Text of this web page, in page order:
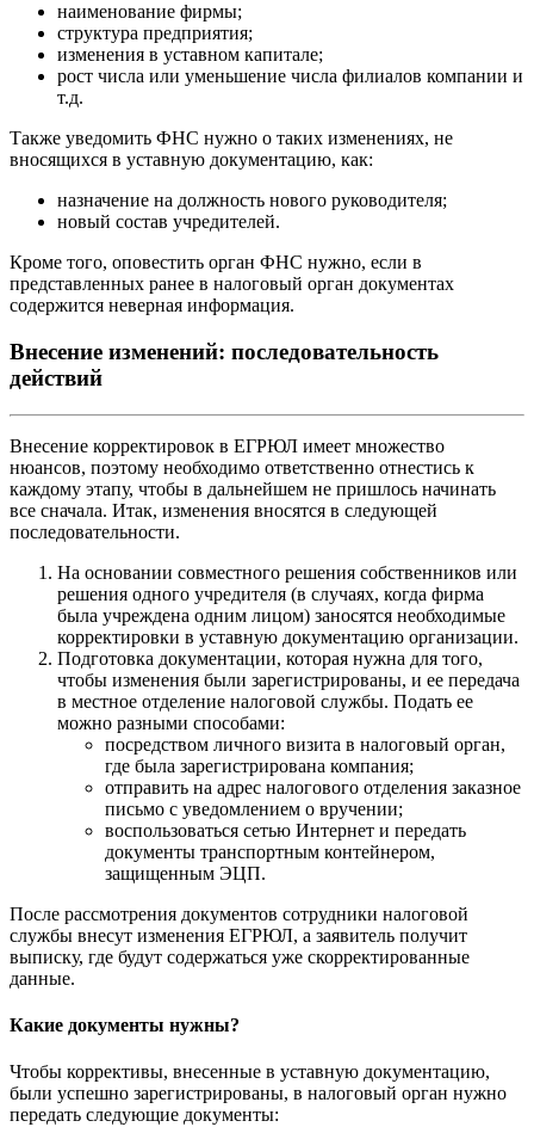
наименование фирмы;
структура предприятия;
изменения в уставном капитале;
рост числа или уменьшение числа филиалов компании и
т.д.
Также уведомить ФНС нужно о таких изменениях, не
вносящихся в уставную документацию, как:
назначение на должность нового руководителя;
новый состав учредителей.
Кроме того, оповестить орган ФНС нужно, если в
представленных ранее в налоговый орган документах
содержится неверная информация.
Внесение изменений: последовательность
действий
Внесение корректировок в ЕГРЮЛ имеет множество
нюансов, поэтому необходимо ответственно отнестись к
каждому этапу, чтобы в дальнейшем не пришлось начинать
все сначала. Итак, изменения вносятся в следующей
последовательности.
На основании совместного решения собственников или
решения одного учредителя (в случаях, когда фирма
была учреждена одним лицом) заносятся необходимые
корректировки в уставную документацию организации.
Подготовка документации, которая нужна для того,
чтобы изменения были зарегистрированы, и ее передача
в местное отделение налоговой службы. Подать ее
можно разными способами:
посредством личного визита в налоговый орган,
где была зарегистрирована компания;
отправить на адрес налогового отделения заказное
письмо с уведомлением о вручении;
воспользоваться сетью Интернет и передать
документы транспортным контейнером,
защищенным ЭЦП.
После рассмотрения документов сотрудники налоговой
службы внесут изменения ЕГРЮЛ, а заявитель получит
выписку, где будут содержаться уже скорректированные
данные.
Какие документы нужны?
Чтобы коррективы, внесенные в уставную документацию,
были успешно зарегистрированы, в налоговый орган нужно
передать следующие документы: